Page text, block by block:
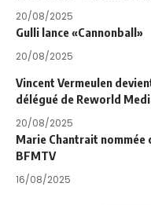
20/08/2025
Gulli lance «Cannonball»
20/08/2025
Vincent Vermeulen
délégué de Reworld
20/08/2025
Marie Chantrait
BFMTV
16/08/2025